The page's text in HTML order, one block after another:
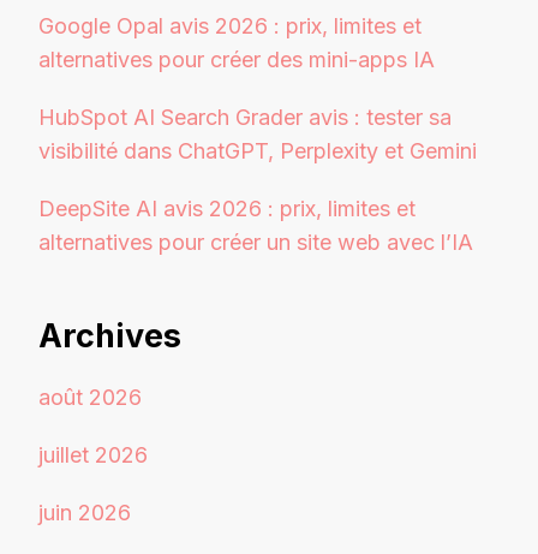
Google Opal avis 2026 : prix, limites et
alternatives pour créer des mini-apps IA
HubSpot AI Search Grader avis : tester sa
visibilité dans ChatGPT, Perplexity et Gemini
DeepSite AI avis 2026 : prix, limites et
alternatives pour créer un site web avec l’IA
Archives
août 2026
juillet 2026
juin 2026